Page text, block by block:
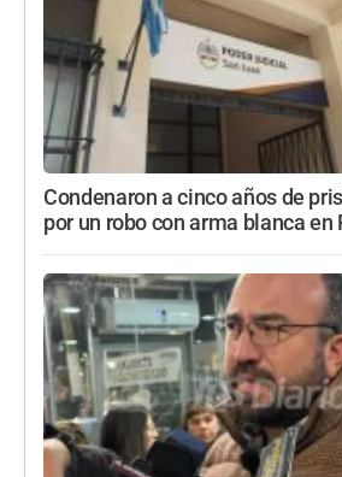
Condenaron a cinco años de
por un robo con arma blanca en